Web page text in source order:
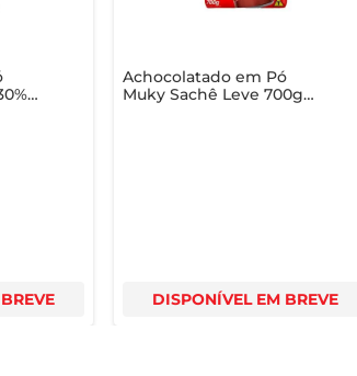
Achocolatado em Pó
Muky Sachê Leve 700g
DISPONÍVEL EM BREVE